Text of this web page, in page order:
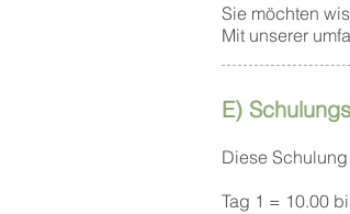
Sie möchten
Mit unserer
E)
Diese
Tag 1 = 10.00